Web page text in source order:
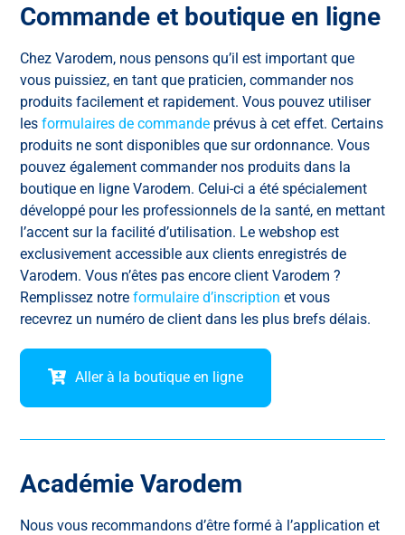
Commande et boutique en ligne
Chez Varodem, nous pensons qu’il est important que
vous puissiez, en tant que praticien, commander nos
produits facilement et rapidement. Vous pouvez utiliser
les formulaires de commande prévus à cet effet. Certains
produits ne sont disponibles que sur ordonnance. Vous
pouvez également commander nos produits dans la
boutique en ligne Varodem. Celui-ci a été spécialement
développé pour les professionnels de la santé, en mettant
l’accent sur la facilité d’utilisation. Le webshop est
exclusivement accessible aux clients enregistrés de
Varodem. Vous n’êtes pas encore client Varodem ?
Remplissez notre formulaire d’inscription et vous
recevrez un numéro de client dans les plus brefs délais.
Aller à la boutique en ligne
Académie Varodem
Nous vous recommandons d’être formé à l’application et